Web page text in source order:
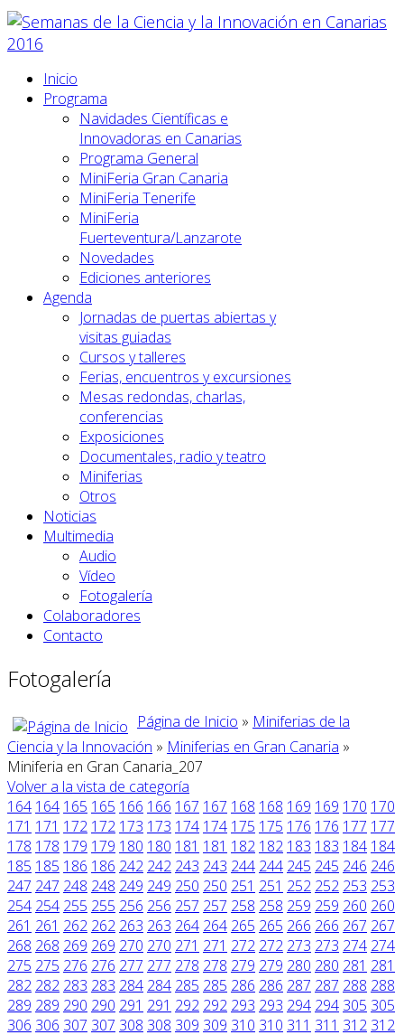
Inicio
Programa
Navidades Científicas e
Innovadoras en Canarias
Programa General
MiniFeria Gran Canaria
MiniFeria Tenerife
MiniFeria
Fuerteventura/Lanzarote
Novedades
Ediciones anteriores
Agenda
Jornadas de puertas abiertas y
visitas guiadas
Cursos y talleres
Ferias, encuentros y excursiones
Mesas redondas, charlas,
conferencias
Exposiciones
Documentales, radio y teatro
Miniferias
Otros
Noticias
Multimedia
Audio
Vídeo
Fotogalería
Colaboradores
Contacto
Fotogalería
Página de Inicio » Miniferias de la
Ciencia y la Innovación » Miniferias en Gran Canaria »
Miniferia en Gran Canaria_207
Volver a la vista de categoría
164 164 165 165 166 166 167 167 168 168 169 169 170 170
171 171 172 172 173 173 174 174 175 175 176 176 177 177
178 178 179 179 180 180 181 181 182 182 183 183 184 184
185 185 186 186 242 242 243 243 244 244 245 245 246 246
247 247 248 248 249 249 250 250 251 251 252 252 253 253
254 254 255 255 256 256 257 257 258 258 259 259 260 260
261 261 262 262 263 263 264 264 265 265 266 266 267 267
268 268 269 269 270 270 271 271 272 272 273 273 274 274
275 275 276 276 277 277 278 278 279 279 280 280 281 281
282 282 283 283 284 284 285 285 286 286 287 287 288 288
289 289 290 290 291 291 292 292 293 293 294 294 305 305
306 306 307 307 308 308 309 309 310 310 311 311 312 312